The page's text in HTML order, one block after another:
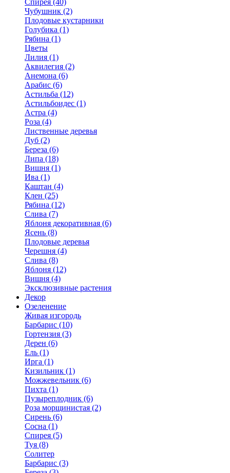
Спирея (40)
Чубушник (2)
Плодовые кустарники
Голубика (1)
Рябина (1)
Цветы
Лилия (1)
Аквилегия (2)
Анемона (6)
Арабис (6)
Астильба (12)
Астильбоидес (1)
Астра (4)
Роза (4)
Лиственные деревья
Дуб (2)
Береза (6)
Липа (18)
Вишня (1)
Ива (1)
Каштан (4)
Клен (25)
Рябина (12)
Слива (7)
Яблоня декоративная (6)
Ясень (8)
Плодовые деревья
Черешня (4)
Слива (8)
Яблоня (12)
Вишня (4)
Эксклюзивные растения
Декор
Озеленение
Живая изгородь
Барбарис (10)
Гортензия (3)
Дерен (6)
Ель (1)
Ирга (1)
Кизильник (1)
Можжевельник (6)
Пихта (1)
Пузыреплодник (6)
Роза морщинистая (2)
Сирень (6)
Сосна (1)
Спирея (5)
Туя (8)
Солитер
Барбарис (3)